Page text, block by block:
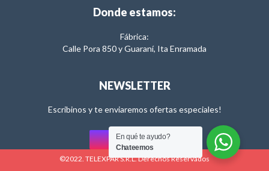
Donde estamos:
Fábrica:
Calle Pora 850 y Guaraní, Ita Enramada
NEWSLETTER
Escribinos y te enviaremos ofertas especiales!
Enviar
©2022. TELEXPAR S.R.L. Derechos Reservados
En qué te ayudo?
Chateemos